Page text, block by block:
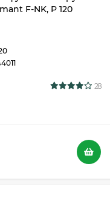
F-NK, P 120
28